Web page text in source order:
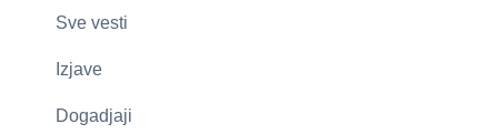
Sve vesti
Izjave
Dogadjaji